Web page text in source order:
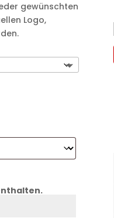
gewünschten
Logo,